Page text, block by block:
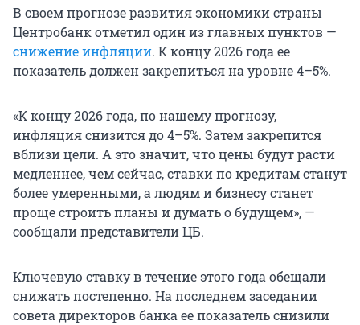
В своем прогнозе развития экономики страны
Центробанк отметил один из главных пунктов —
снижение инфляции. К концу 2026 года ее
показатель должен закрепиться на уровне 4–5%.
«К концу 2026 года, по нашему прогнозу,
инфляция снизится до 4–5%. Затем закрепится
вблизи цели. А это значит, что цены будут расти
медленнее, чем сейчас, ставки по кредитам станут
более умеренными, а людям и бизнесу станет
проще строить планы и думать о будущем», —
сообщали представители ЦБ.
Ключевую ставку в течение этого года обещали
снижать постепенно. На последнем заседании
совета директоров банка ее показатель снизили